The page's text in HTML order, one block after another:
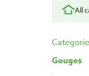
All
Gouges